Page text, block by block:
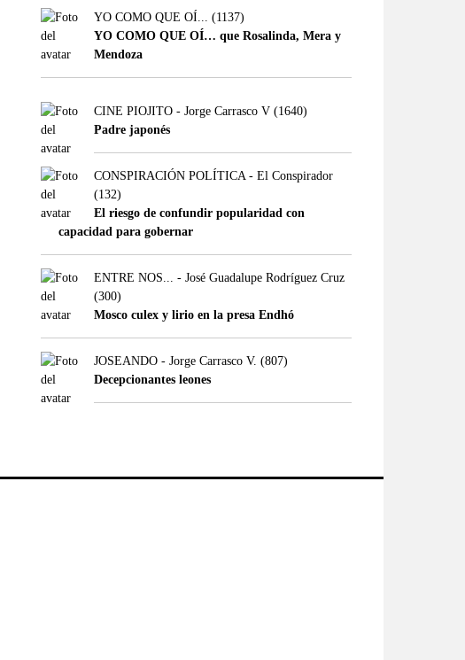
YO COMO QUE OÍ... (1137)
YO COMO QUE OÍ… que Rosalinda, Mera y
Mendoza
CINE PIOJITO - Jorge Carrasco V (1640)
Padre japonés
CONSPIRACIÓN POLÍTICA - El Conspirador
(132)
El riesgo de confundir popularidad con
capacidad para gobernar
ENTRE NOS... - José Guadalupe Rodríguez Cruz
(300)
Mosco culex y lirio en la presa Endhó
JOSEANDO - Jorge Carrasco V. (807)
Decepcionantes leones